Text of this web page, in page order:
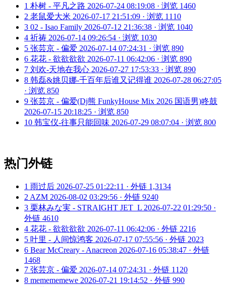
1 朴树 - 平凡之路 2026-07-24 08:19:08 · 浏览 1460
2 老鼠爱大米 2026-07-17 21:51:09 · 浏览 1110
3 02 - Isao Family 2026-07-12 21:36:38 · 浏览 1040
4 祈祷 2026-07-14 09:26:54 · 浏览 1030
5 张芸京 - 偏爱 2026-07-14 07:24:31 · 浏览 890
6 花花 - 欲欲欲欲 2026-07-11 06:42:06 · 浏览 890
7 刘欢-天地在我心 2026-07-27 17:53:33 · 浏览 890
8 韩磊&姚贝娜-千百年后谁又记得谁 2026-07-28 06:27:05
· 浏览 850
9 张芸京 - 偏爱(Dj熊 FunkyHouse Mix 2026 国语男)咚鼓
2026-07-15 20:18:25 · 浏览 850
10 韩宝仪-往事只能回味 2026-07-29 08:07:04 · 浏览 800
热门外链
1 雨过后 2026-07-25 01:22:11 · 外链 1,3134
2 AZM 2026-08-02 03:29:56 · 外链 9240
3 栗林みな実 - STRAIGHT JET_L 2026-07-22 01:29:50 ·
外链 4610
4 花花 - 欲欲欲欲 2026-07-11 06:42:06 · 外链 2216
5 叶里 - 人间惊鸿客 2026-07-17 07:55:56 · 外链 2023
6 Bear McCreary - Anacreon 2026-07-16 05:38:47 · 外链
1468
7 张芸京 - 偏爱 2026-07-14 07:24:31 · 外链 1120
8 memememewe 2026-07-21 19:14:52 · 外链 990